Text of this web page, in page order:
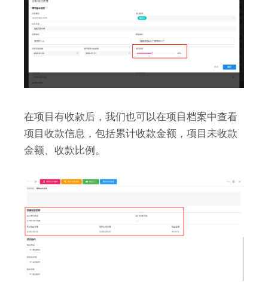
在项目有收款后，我们也可以在项目档案中查看
项目收款信息，包括累计收款金额，项目未收款
金额、收款比例。